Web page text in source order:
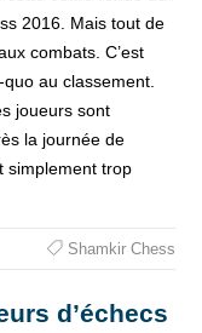
2016. Mais tout de
combats. C’est
au classement.
joueurs sont
la journée de
simplement trop
Shamkir Chess
d’échecs